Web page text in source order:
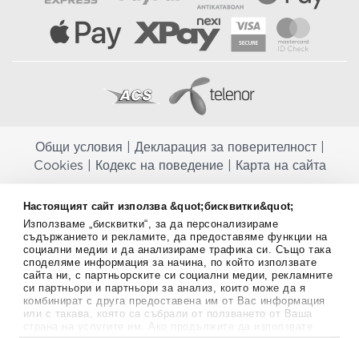
Настоящият сайт използва &quot;бисквитки&quot;
Използваме „бисквитки“, за да персонализираме
съдържанието и рекламите, да предоставяме функции на
социални медии и да анализираме трафика си. Също така
споделяме информация за начина, по който използвате
сайта ни, с партньорските си социални медии, рекламните
си партньори и партньори за анализ, които може да я
комбинират с друга предоставена им от Вас информация
или с такава, която са събрали от ползването от Ваша
страна на услугите им. Ако продължите да използвате
Общи условия Декларация за поверителност|
Cookies
Кодекс на поведение| Карта на сайта
заместват балансираната диета и не са предназначени за
профилактика, лечение или лечение на човешки заболявания.
Консултирайте се с Вашия лекар, ако сте бременна, кърмите,
приемате лекарства или имате някакви здравословни проблеми,
преди да използвате някаква хранителна добавка. Непрекъснато се
стремим да ви предоставяме точна и валидна информация. Ако
имате някакви въпроси или коментари относно тях, моля свържете
се с нас.